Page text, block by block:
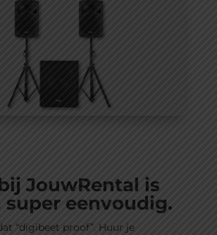
JouwRental is
super eenvoudig.
“digibeet proof”. Huur je